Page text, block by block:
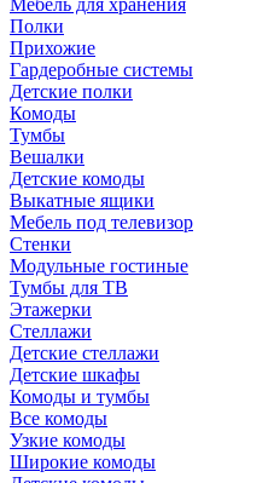
Мебель для хранения
Полки
Прихожие
Гардеробные системы
Детские полки
Комоды
Тумбы
Вешалки
Детские комоды
Выкатные ящики
Мебель под телевизор
Стенки
Модульные гостиные
Тумбы для ТВ
Этажерки
Стеллажи
Детские стеллажи
Детские шкафы
Комоды и тумбы
Все комоды
Узкие комоды
Широкие комоды